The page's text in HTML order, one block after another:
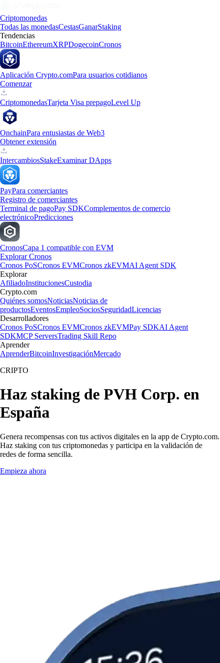
Criptomonedas
Todas las monedasCestasGanarStaking
Tendencias
BitcoinEthereumXRPDogecoinCronos
Aplicación Crypto.comPara usuarios cotidianos
Comenzar
CriptomonedasTarjeta Visa prepagoLevel Up
OnchainPara entusiastas de Web3
Obtener extensión
IntercambiosStakeExaminar DApps
PayPara comerciantes
Registro de comerciantes
Terminal de pagoPay SDKComplementos de comercio
electrónicoPredicciones
CronosCapa 1 compatible con EVM
Explorar Cronos
Cronos PoSCronos EVMCronos zkEVMAI Agent SDK
Explorar
AfiliadoInstitucionesCustodia
Crypto.com
Quiénes somosNoticiasNoticias de
productosEventosEmpleoSociosSeguridadLicencias
Desarrolladores
Cronos PoSCronos EVMCronos zkEVMPay SDKAI Agent
SDKMCP ServersTrading Skill Repo
Aprender
AprenderBitcoinInvestigaciónMercado
CRIPTO
Haz staking de PVH Corp. en
España
Genera recompensas con tus activos digitales en la app de Crypto.com.
Haz staking con tus criptomonedas y participa en la validación de
redes de forma sencilla.
Empieza ahora